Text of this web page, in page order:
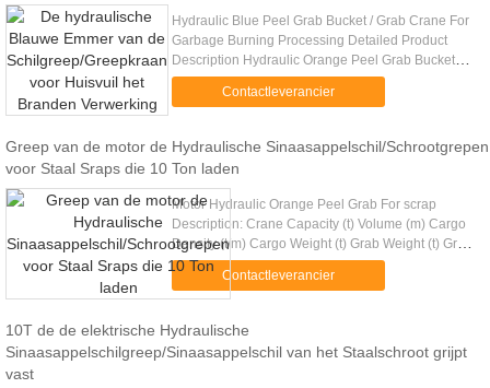
Hydraulic Blue Peel Grab Bucket / Grab Crane For
Garbage Burning Processing Detailed Product
Description Hydraulic Orange Peel Grab Bucket
For Garbage Burning Processing Applications: It is
widely used for the ...
Contactleverancier
Greep van de motor de Hydraulische Sinaasappelschil/Schrootgrepen
voor Staal Sraps die 10 Ton laden
Motor Hydraulic Orange Peel Grab For scrap
Description: Crane Capacity (t) Volume (m) Cargo
Density (t/m) Cargo Weight (t) Grab Weight (t) Grab
Model (EH) Mark 10 3-6 2.0-1.0 6 4 EH10-6-4 12
3-6 2.5-1.25 7.5 4....
Contactleverancier
10T de de elektrische Hydraulische
Sinaasappelschilgreep/Sinaasappelschil van het Staalschroot grijpt
vast